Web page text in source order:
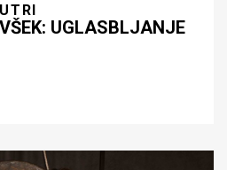
UGLASBLJANJE